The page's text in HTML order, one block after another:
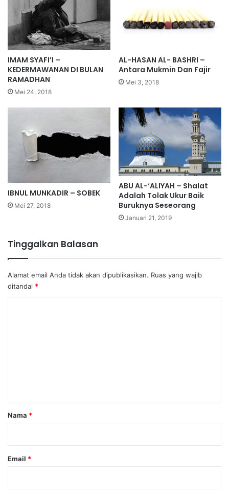
IMAM SYAFI’I –
KEDERMAWANAN DI BULAN
RAMADHAN
Mei 24, 2018
AL-HASAN AL- BASHRI –
Antara Mukmin Dan Fajir
Mei 3, 2018
IBNUL MUNKADIR – SOBEK
Mei 27, 2018
ABU AL-‘ALIYAH – Shalat
Adalah Tolak Ukur Baik
Buruknya Seseorang
Januari 21, 2019
Tinggalkan Balasan
Alamat email Anda tidak akan dipublikasikan. Ruas yang wajib
ditandai *
rNama *
Email *